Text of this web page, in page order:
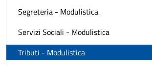
Segreteria - Modulistica
Servizi Sociali - Modulistica
Tributi - Modulistica